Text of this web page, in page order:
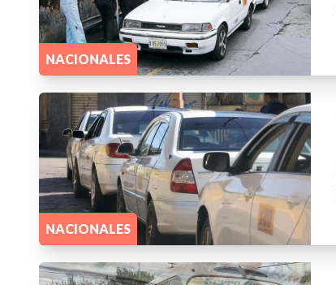
NACIONALES
NACIONALES